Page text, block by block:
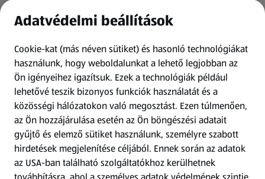
Információk
Kérdőív
Fizetési lehetőségek
ALDI utalványok
Árcsökkentés
Adatvédelmi beállítások
Cookie-kat (más néven sütiket) és hasonló technológiákat
használunk, hogy weboldalunkat a lehető legjobban az
Ön igényeihez igazítsuk. Ezek a technológiák például
lehetővé teszik bizonyos funkciók használatát és a
közösségi hálózatokon való megosztást. Ezen túlmenően,
az Ön hozzájárulása esetén az Ön böngészési adatait
gyűjtő és elemző sütiket használunk, személyre szabott
hirdetések megjelenítése céljából. Ennek során az adatok
az USA-ban található szolgáltatókhoz kerülhetnek